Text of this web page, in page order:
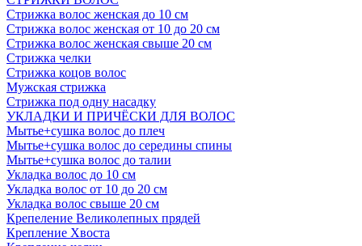
Стрижка волос женская до 10 см
Стрижка волос женская от 10 до 20 см
Стрижка волос женская свыше 20 см
Стрижка челки
Стрижка коцов волос
Мужская стрижка
Стрижка под одну насадку
УКЛАДКИ И ПРИЧЁСКИ ДЛЯ ВОЛОС
Мытье+сушка волос до плеч
Мытье+сушка волос до середины спины
Мытье+сушка волос до талии
Укладка волос до 10 см
Укладка волос от 10 до 20 см
Укладка волос свыше 20 см
Крепеление Великолепных прядей
Крепление Хвоста